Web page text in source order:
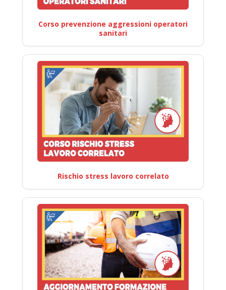
Corso prevenzione aggressioni operatori
sanitari
Rischio stress lavoro correlato